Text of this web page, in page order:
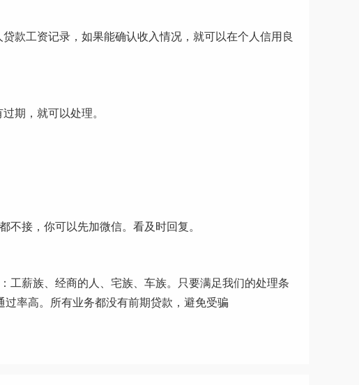
款工资记录，如果能确认收入情况，就可以在个人信用良
期，就可以处理。
接，你可以先加微信。看及时回复。
工薪族、经商的人、宅族、车族。只要满足我们的处理条
率高。所有业务都没有前期贷款，避免受骗